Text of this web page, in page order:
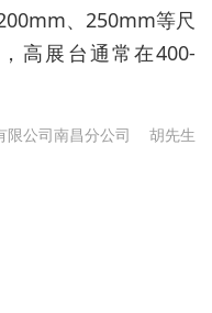
、250mm等尺
高展台通常在400-
限公司南昌分公司 胡先生